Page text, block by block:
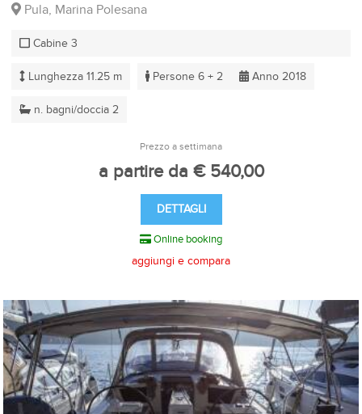
Pula, Marina Polesana
Cabine 3
Lunghezza 11.25 m Persone 6 + 2 Anno 2018
n. bagni/doccia 2
Prezzo a settimana
a partire da € 540,00
DETTAGLI
Online booking
aggiungi e compara